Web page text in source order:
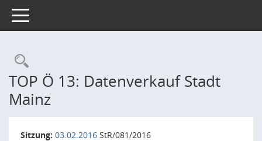
Toggle navigation
Rechercheauswahl
TOP Ö 13: Datenverkauf Stadt
Mainz
Sitzung: 03.02.2016 StR/081/2016